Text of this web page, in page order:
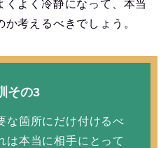
くよく冷静になって、本当
考えるべきでしょう。
その3
な箇所にだけ付けるべ
は本当に相手にとって